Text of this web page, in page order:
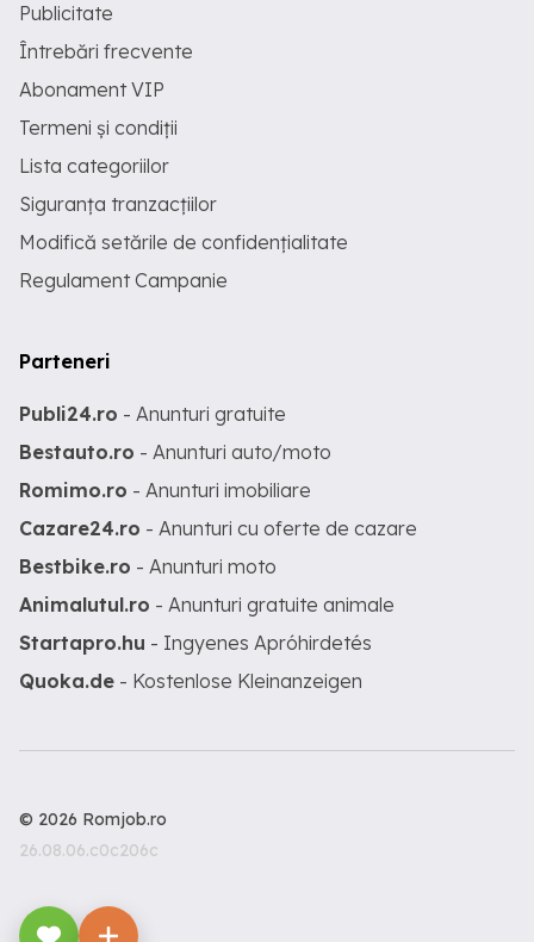
Publicitate
Întrebări frecvente
Abonament VIP
Termeni și condiții
Lista categoriilor
Siguranța tranzacțiilor
Modifică setările de confidențialitate
Regulament Campanie
Parteneri
Publi24.ro - Anunturi gratuite
Bestauto.ro - Anunturi auto/moto
Romimo.ro - Anunturi imobiliare
Cazare24.ro - Anunturi cu oferte de cazare
Bestbike.ro - Anunturi moto
Animalutul.ro - Anunturi gratuite animale
Startapro.hu - Ingyenes Apróhirdetés
Quoka.de - Kostenlose Kleinanzeigen
© 2026 Romjob.ro
26.08.06.c0c206c